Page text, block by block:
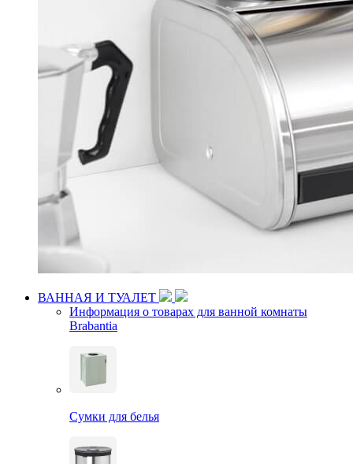
ВАННАЯ И ТУАЛЕТ
Информация о товарах для ванной комнаты
Brabantia
Сумки для белья